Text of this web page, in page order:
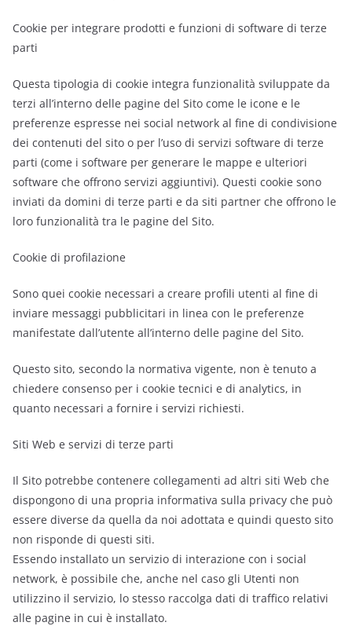
Cookie per integrare prodotti e funzioni di software di terze
parti
Questa tipologia di cookie integra funzionalità sviluppate da
terzi all’interno delle pagine del Sito come le icone e le
preferenze espresse nei social network al fine di condivisione
dei contenuti del sito o per l’uso di servizi software di terze
parti (come i software per generare le mappe e ulteriori
software che offrono servizi aggiuntivi). Questi cookie sono
inviati da domini di terze parti e da siti partner che offrono le
loro funzionalità tra le pagine del Sito.
Cookie di profilazione
Sono quei cookie necessari a creare profili utenti al fine di
inviare messaggi pubblicitari in linea con le preferenze
manifestate dall’utente all’interno delle pagine del Sito.
Questo sito, secondo la normativa vigente, non è tenuto a
chiedere consenso per i cookie tecnici e di analytics, in
quanto necessari a fornire i servizi richiesti.
Siti Web e servizi di terze parti
Il Sito potrebbe contenere collegamenti ad altri siti Web che
dispongono di una propria informativa sulla privacy che può
essere diverse da quella da noi adottata e quindi questo sito
non risponde di questi siti.
Essendo installato un servizio di interazione con i social
network, è possibile che, anche nel caso gli Utenti non
utilizzino il servizio, lo stesso raccolga dati di traffico relativi
alle pagine in cui è installato.